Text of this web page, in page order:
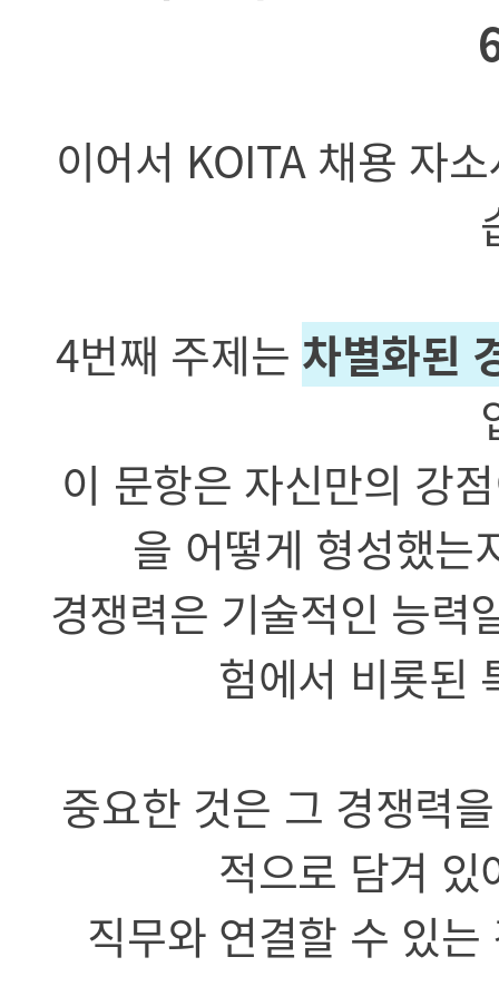
이어서 KOITA 채용 자
4번째 주제는 차별화된
이 문항은 자신만의 강
을 어떻게 형성했는
경쟁력은 기술적인 능력
험에서 비롯된
중요한 것은 그 경쟁력
적으로 담겨
직무와 연결할 수 있